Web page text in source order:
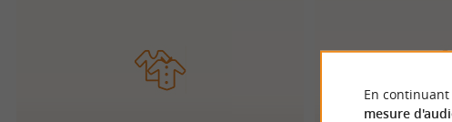
En
mesure